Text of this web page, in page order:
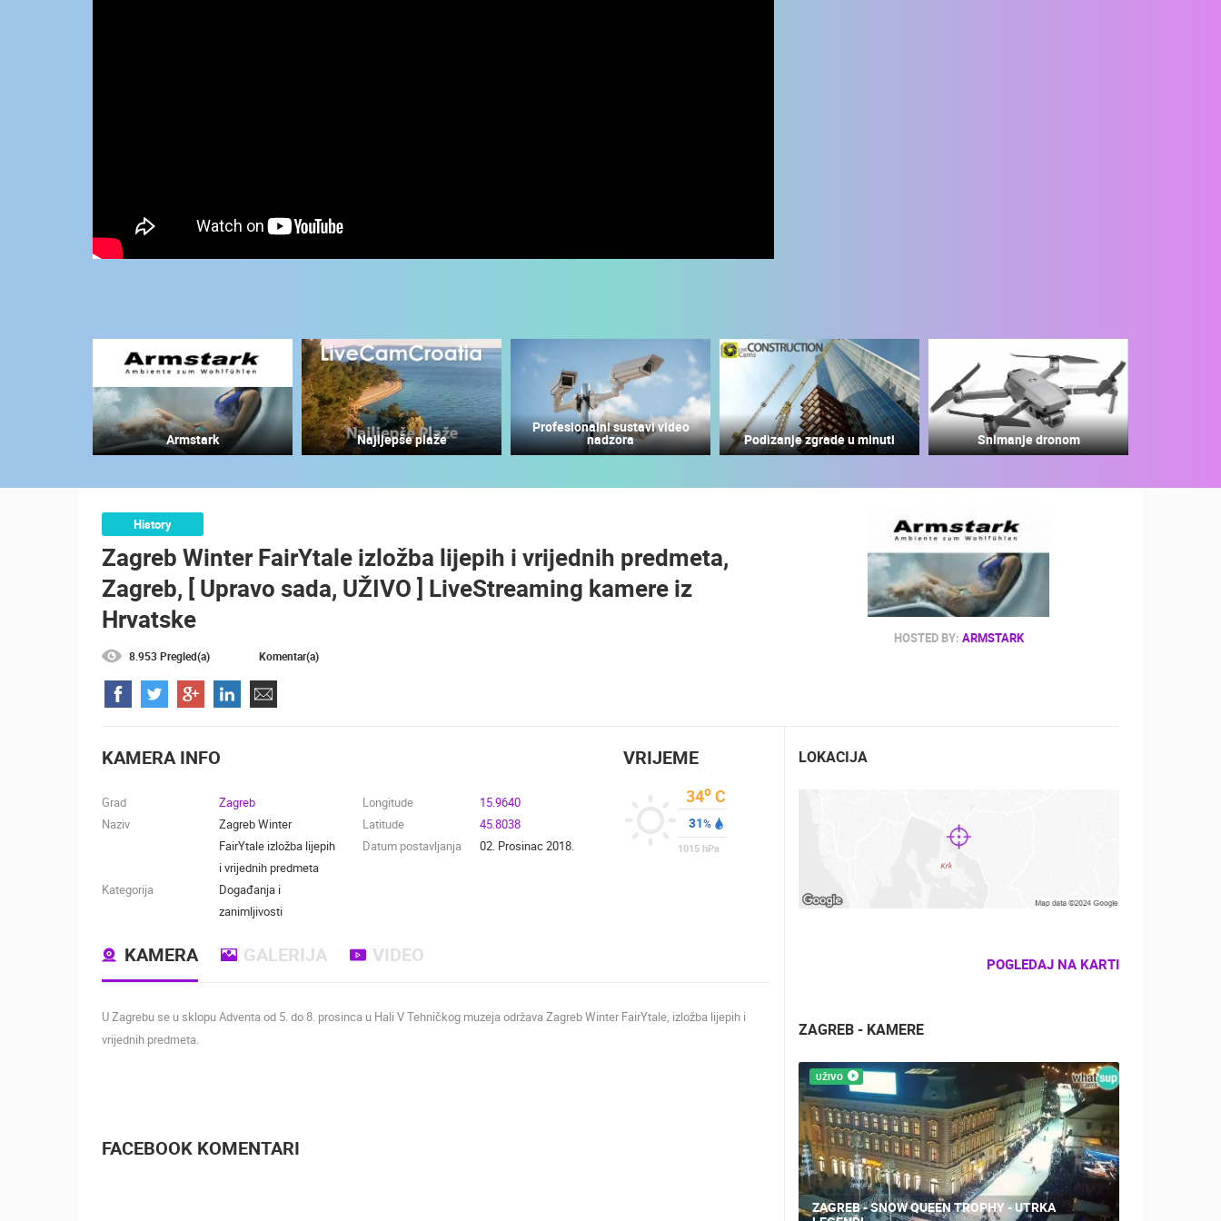
WEB
KAMERE
PRIVACY
POLICY
BANERI
NAJNOVIJE KAMERE
0 GLEDATELJ(A)
MRKOPALJ SANJKALIŠTE
ČELIMBAŠA
KOLAN, GRADILIŠTE DJEČJEG
VRTIĆA UŽIVO
UŽIVO
JADRANSKA MAGISTRALA D8 UŽIVO
SENJ
KATEGORIJE KAMERA
DOGAĐANJA I ZANIMLJIVOSTI
TRANSPORT I PROMET ZNAMENITOSTI SVJETSKA BAŠTINA SPORT
Armstark Najljepše plaže
Profesionalni sustavi video
nadzora Podizanje zgrade u minuti Snimanje dronom
HOSTED BY: ARMSTARK
History
Zagreb Winter FairYtale izložba lijepih i vrijednih predmeta,
Zagreb, [ Upravo sada, UŽIVO ] LiveStreaming kamere iz
Hrvatske
8.953 Pregled(a) Komentar(a)
KAMERA INFO
Grad
Zagreb
Naziv
Zagreb Winter
FairYtale izložba lijepih
i vrijednih predmeta
Kategorija
Događanja i
zanimljivosti
Longitude
15.9640
Latitude
45.8038
Datum postavljanja
02. Prosinac 2018.
VRIJEME
34o C
31%
1015 hPa
KAMERA GALERIJA VIDEO
U Zagrebu se u sklopu Adventa od 5. do 8. prosinca u Hali V Tehničkog muzeja održava Zagreb Winter FairYtale, izložba lijepih i
vrijednih predmeta.
FACEBOOK KOMENTARI
LOKACIJA
POGLEDAJ NA KARTI
ZAGREB - KAMERE
UŽIVO
ZAGREB - SNOW QUEEN TROPHY - UTRKA